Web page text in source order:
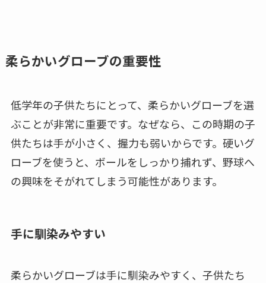
柔らかいグローブの重要性
低学年の子供たちにとって、柔らかいグローブを選
ぶことが非常に重要です。なぜなら、この時期の子
供たちは手が小さく、握力も弱いからです。硬いグ
ローブを使うと、ボールをしっかり捕れず、野球へ
の興味をそがれてしまう可能性があります。
手に馴染みやすい
柔らかいグローブは手に馴染みやすく、子供たち